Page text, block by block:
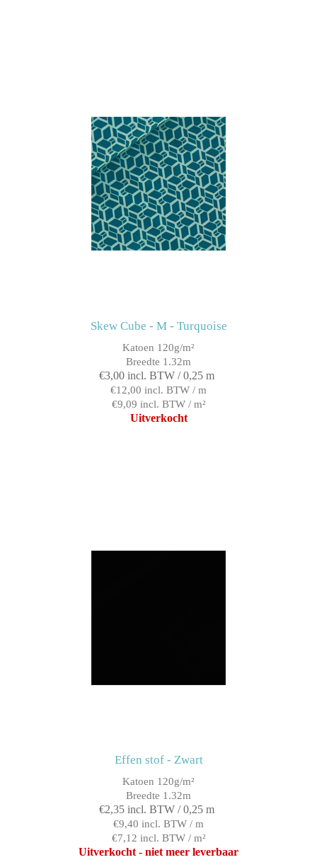
Skew Cube - M - Turquoise
Katoen 120g/m²
Breedte 1.32m
€3,00 incl. BTW / 0,25 m
€12,00 incl. BTW / m
€9,09 incl. BTW / m²
Uitverkocht
Effen stof - Zwart
Katoen 120g/m²
Breedte 1.32m
€2,35 incl. BTW / 0,25 m
€9,40 incl. BTW / m
€7,12 incl. BTW / m²
Uitverkocht - niet meer leverbaar